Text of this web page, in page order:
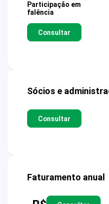
Participação em
falência
Consultar
Sócios e
Consultar
Faturamento anual